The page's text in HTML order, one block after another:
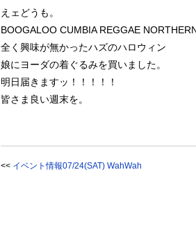
えェどうも。
BOOGALOO CUMBIA REGGAE
全く興味が無かったハズのハロウィン
娘にヨーダの着ぐるみを買いました。
明日届きますッ！！！！！
皆さま良い週末を。
<< イベント情報07/24(SAT) WahWah